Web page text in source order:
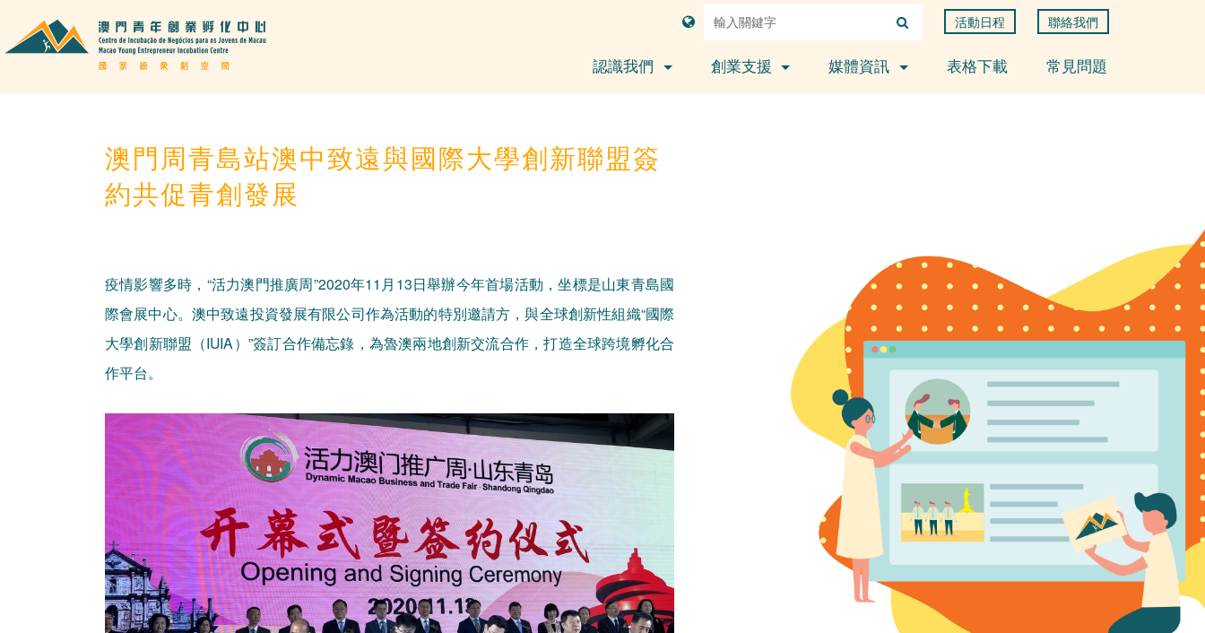
活動日程 聯絡我們
認識我們 創業支援 媒體資訊 表格下載 常見問題
澳門周青島站澳中致遠與國際大學創新聯盟簽
約共促青創發展
疫情影響多時，“活力澳門推廣周”2020年11月13日舉辦今年首場活動，坐標是山東青島國
際會展中心。澳中致遠投資發展有限公司作為活動的特別邀請方，與全球創新性組織“國際
大學創新聯盟（IUIA）”簽訂合作備忘錄，為魯澳兩地創新交流合作，打造全球跨境孵化合
作平台。